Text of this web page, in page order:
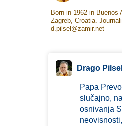
Born in 1962 in Buenos
Zagreb, Croatia.
d.pilsel@zamir.net
Drago Pilsel
Papa
slučajno,
osnivanja